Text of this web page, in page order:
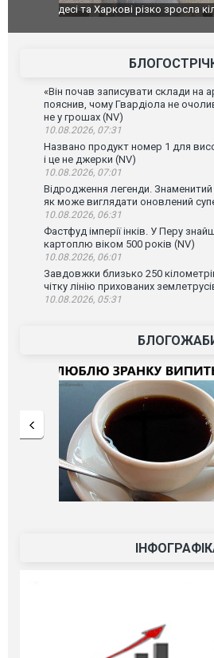
У парламенті Косово
«Він почав записувати склади на
пояснив, чому Гвардіола не очолив
не у грошах (NV)
10.08.2026, 07:31
Названо продукт номер 1 для
і це не джерки (NV)
10.08.2026, 07:01
Відродження легенди. Знаменитий
як може виглядати оновлений
10.08.2026, 06:31
Фастфуд імперії інків. У Перу
картоплю віком 500 років (NV)
10.08.2026, 06:01
Завдовжки близько 250
чітку лінію прихованих
10.08.2026, 05:31